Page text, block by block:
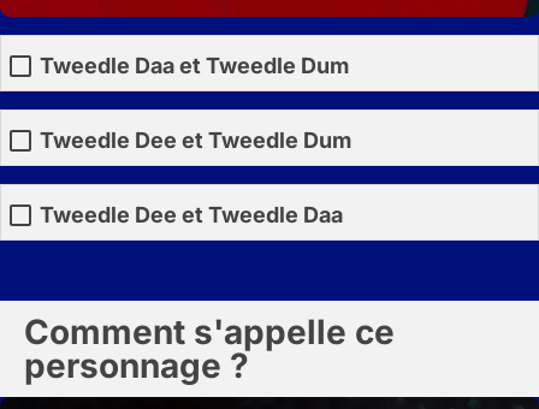
Tweedle Daa et Tweedle Dum
Tweedle Dee et Tweedle Dum
Tweedle Dee et Tweedle Daa
Comment s'appelle ce
personnage ?